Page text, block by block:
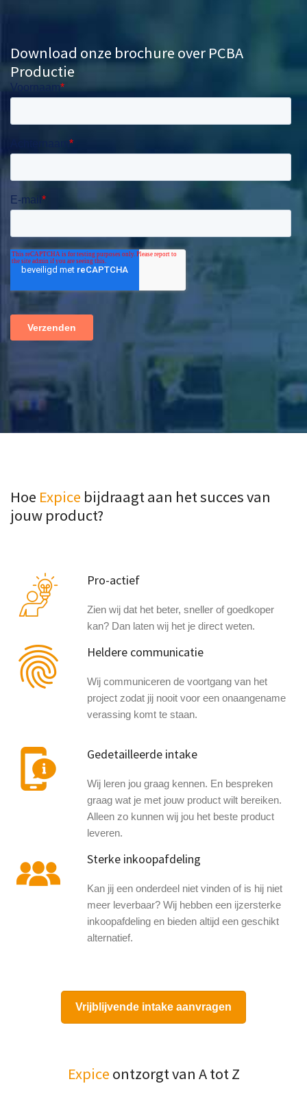
Download onze brochure over PCBA
Productie
Hoe Expice bijdraagt aan het succes van
jouw product?
Pro-actief
Zien wij dat het beter, sneller of goedkoper
kan? Dan laten wij het je direct weten.
Heldere communicatie
Wij communiceren de voortgang van het
project zodat jij nooit voor een onaangename
verassing komt te staan.
Gedetailleerde intake
Wij leren jou graag kennen. En bespreken
graag wat je met jouw product wilt bereiken.
Alleen zo kunnen wij jou het beste product
leveren.
Sterke inkoopafdeling
Kan jij een onderdeel niet vinden of is hij niet
meer leverbaar? Wij hebben een ijzersterke
inkoopafdeling en bieden altijd een geschikt
alternatief.
Vrijblijvende intake aanvragen
Expice ontzorgt van A tot Z